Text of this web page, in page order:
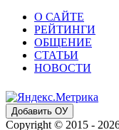
О САЙТЕ
РЕЙТИНГИ
ОБЩЕНИЕ
СТАТЬИ
НОВОСТИ
Добавить ОУ
Copyright © 2015 -